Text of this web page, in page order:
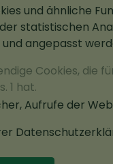
und ähnliche
statistischen
angepasst
Cookies, die
1 hat.
Aufrufe der